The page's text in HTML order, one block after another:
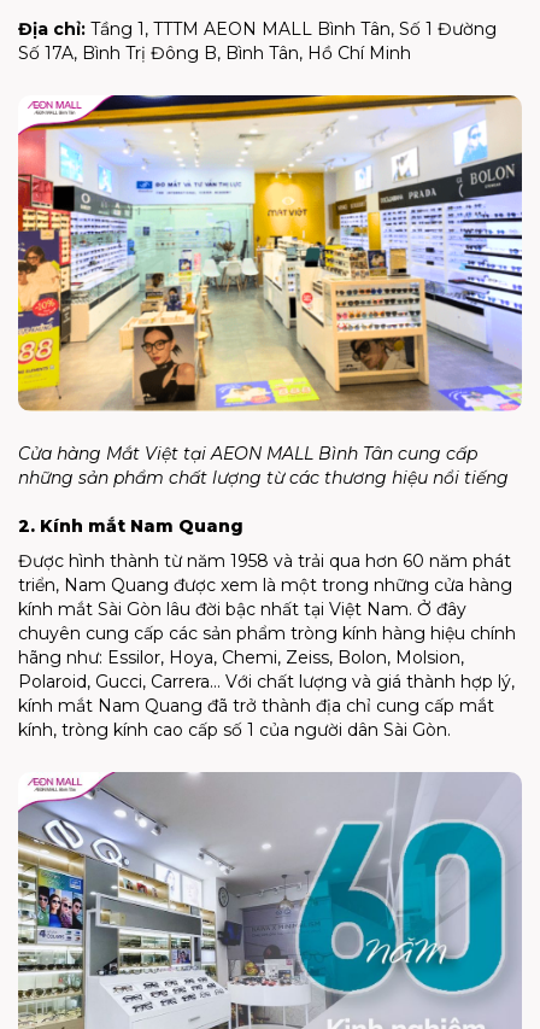
Địa chỉ: Tầng 1, TTTM AEON MALL Bình Tân, Số 1 Đường
Số 17A, Bình Trị Đông B, Bình Tân, Hồ Chí Minh
Cửa hàng Mắt Việt tại AEON MALL Bình Tân cung cấp
những sản phẩm chất lượng từ các thương hiệu nổi tiếng
2. Kính mắt Nam Quang
Được hình thành từ năm 1958 và trải qua hơn 60 năm phát
triển, Nam Quang được xem là một trong những cửa hàng
kính mắt Sài Gòn lâu đời bậc nhất tại Việt Nam. Ở đây
chuyên cung cấp các sản phẩm tròng kính hàng hiệu chính
hãng như: Essilor, Hoya, Chemi, Zeiss, Bolon, Molsion,
Polaroid, Gucci, Carrera… Với chất lượng và giá thành hợp lý,
kính mắt Nam Quang đã trở thành địa chỉ cung cấp mắt
kính, tròng kính cao cấp số 1 của người dân Sài Gòn.